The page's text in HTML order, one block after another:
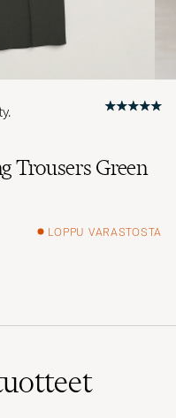
Trousers Green
LOPPU VARASTOSTA